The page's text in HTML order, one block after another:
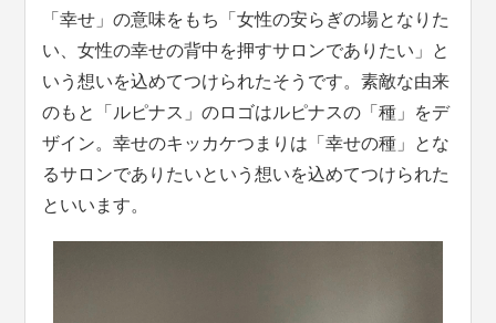
「幸せ」の意味をもち「女性の安らぎの場となりた
い、女性の幸せの背中を押すサロンでありたい」と
いう想いを込めてつけられたそうです。素敵な由来
のもと「ルピナス」のロゴはルピナスの「種」をデ
ザイン。幸せのキッカケつまりは「幸せの種」とな
るサロンでありたいという想いを込めてつけられた
といいます。